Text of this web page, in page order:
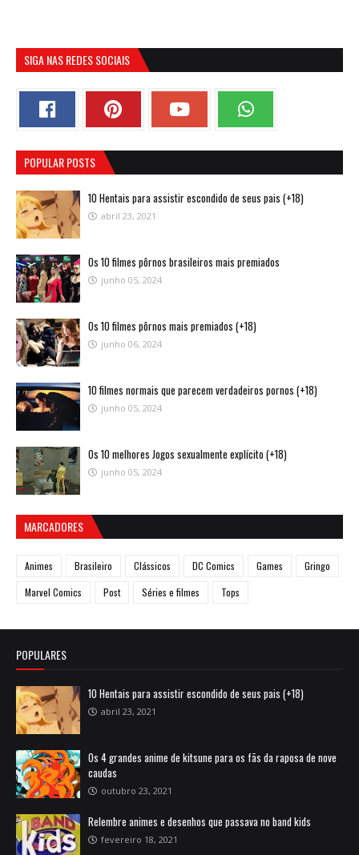
SIGA NAS REDES SOCIAIS
POPULAR POSTS
10 Hentais para assistir escondido de seus pais (+18)
abril 23, 2021
Os 10 filmes pôrnos brasileiros mais premiados
junho 05, 2024
Os 10 filmes pôrnos mais premiados (+18)
junho 06, 2024
10 filmes normais que parecem verdadeiros pornos (+18)
junho 05, 2024
Os 10 melhores Jogos sexualmente explícito (+18)
junho 05, 2024
MARCADORES
Animes Brasileiro Clássicos DC Comics Games
Gringo
Marvel Comics
Post Séries e filmes Tops
POPULARES
10 Hentais para assistir escondido de seus pais (+18)
abril 23, 2021
Os 4 grandes anime de kitsune para os fãs da raposa de nove
caudas
outubro 23, 2021
Relembre animes e desenhos que passava no band kids
fevereiro 18, 2021